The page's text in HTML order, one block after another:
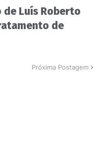
Luís Roberto
de
Próxima Postagem